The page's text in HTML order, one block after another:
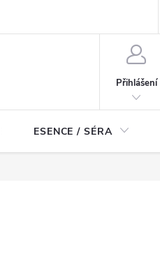
Přihlášení
ESENCE / SÉRA